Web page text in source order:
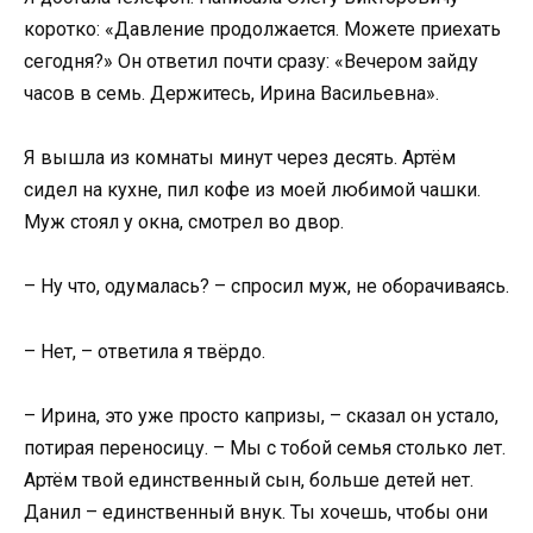
коротко: «Давление продолжается. Можете приехать
сегодня?» Он ответил почти сразу: «Вечером зайду
часов в семь. Держитесь, Ирина Васильевна».
Я вышла из комнаты минут через десять. Артём
сидел на кухне, пил кофе из моей любимой чашки.
Муж стоял у окна, смотрел во двор.
– Ну что, одумалась? – спросил муж, не оборачиваясь.
– Нет, – ответила я твёрдо.
– Ирина, это уже просто капризы, – сказал он устало,
потирая переносицу. – Мы с тобой семья столько лет.
Артём твой единственный сын, больше детей нет.
Данил – единственный внук. Ты хочешь, чтобы они